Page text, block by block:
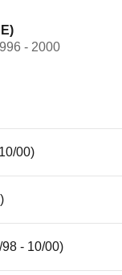
(JE)
- 2000
00)
- 10/00)